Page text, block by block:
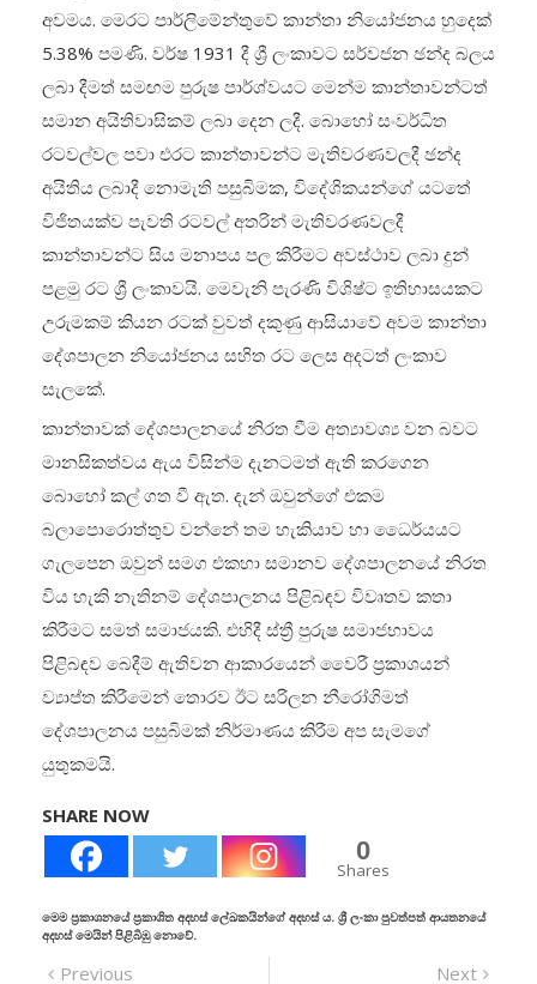
අවමය. මෙරට පාර්ලිමේන්තුවේ කාන්තා නියෝජනය හුදෙක්
5.38% පමණි. වර්ෂ 1931 දී ශ්‍රී ලංකාවට සර්වජන ඡන්ද බලය
ලබා දීමත් සමඟම පුරුෂ පාර්ශ්වයට මෙන්ම කාන්තාවන්ටත්
සමාන අයිතිවාසිකම් ලබා දෙන ලදී. බොහෝ සංවර්ධිත
රටවල්වල පවා එරට කාන්තාවන්ට මැතිවරණවලදී ඡන්ද
අයිතිය ලබාදී නොමැති පසුබිමක, විදේශිකයන්ගේ යටතේ
විජිතයක්ව පැවති රටවල් අතරින් මැතිවරණවලදී
කාන්තාවන්ට සිය මනාපය පල කිරීමට අවස්ථාව ලබා දුන්
පළමු රට ශ්‍රී ලංකාවයි. මෙවැනි පැරණි විශිෂ්ට ඉතිහාසයකට
උරුමකම් කියන රටක් වුවත් දකුණු ආසියාවේ අවම කාන්තා
දේශපාලන නියෝජනය සහිත රට ලෙස අදටත් ලංකාව
සැලකේ.
කාන්තාවක් දේශපාලනයේ නිරත වීම අත්‍යාවශ්‍ය වන බවට
මානසිකත්වය ඇය විසින්ම දැනටමත් ඇති කරගෙන
බොහෝ කල් ගත වී ඇත. දැන් ඔවුන්ගේ එකම
බලාපොරොත්තුව වන්නේ තම හැකියාව හා ධෛර්යයට
ගැලපෙන ඔවුන් සමග එකහා සමානව දේශපාලනයේ නිරත
විය හැකි නැතිනම් දේශපාලනය පිළිබඳව විවෘතව කතා
කිරීමට සමත් සමාජයකි. එහිදී ස්ත්‍රී පුරුෂ සමාජභාවය
පිළිබඳව බෙදීම් ඇතිවන ආකාරයෙන් වෛරී ප්‍රකාශයන්
ව්‍යාප්ත කිරීමෙන් තොරව ඊට සරිලන නීරෝගිමත්
දේශපාලනය පසුබිමක් නිර්මාණය කිරීම අප සැමගේ
යුතුකමයි.
SHARE NOW
0
Shares
මෙම ප්‍රකාශනයේ ප්‍රකාශිත අදහස් ලේඛකයින්ගේ අදහස් ය. ශ්‍රී ලංකා පුවත්පත් ආයතනයේ
අදහස් මෙයින් පිළිබිඹු නොවේ.
Previous Next